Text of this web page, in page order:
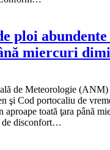
ploi
miercuri
de Meteorologie (ANM)
şi Cod portocaliu de
aproape toată ţara până
de disconfort…